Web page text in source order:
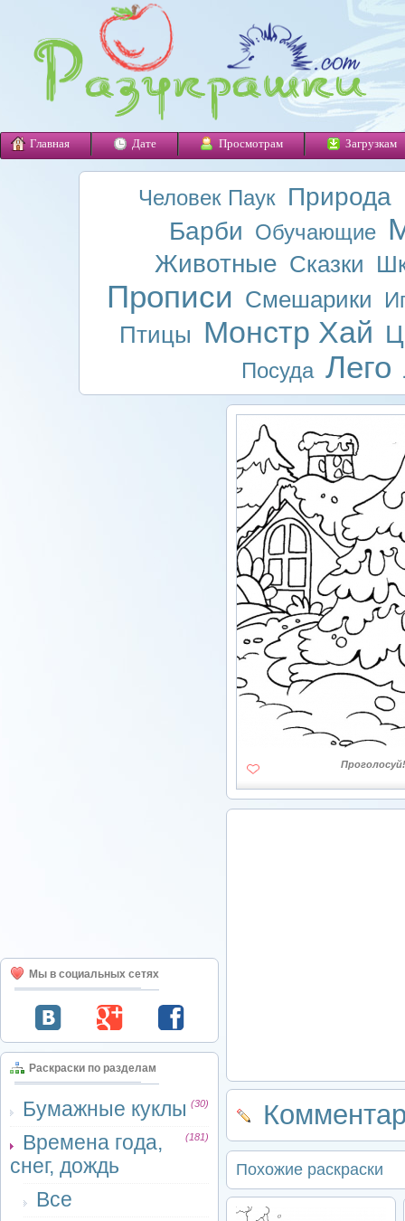
Главная Дате Просмотрам Загрузкам
Человек Паук Природа
Барби Обучающие
Животные Сказки
Прописи Смешарики
Птицы Монстр Хай
Посуда Лего
Мы в социальных сетях
Раскраски по разделам
Бумажные куклы (30)
Времена года,
снег, дождь
(181)
Все
Проголосуй!
Похожие раскраски